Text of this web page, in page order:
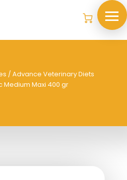
/ Advance Veterinary Diets
Medium Maxi 400 gr